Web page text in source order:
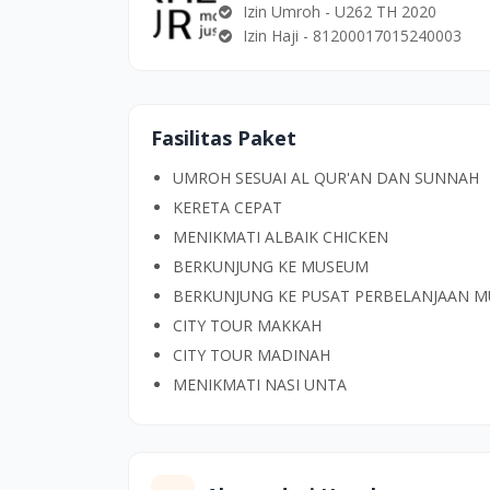
Izin Umroh - U262 TH 2020
Izin Haji - 81200017015240003
Fasilitas Paket
UMROH SESUAI AL QUR'AN DAN SUNNAH
KERETA CEPAT
MENIKMATI ALBAIK CHICKEN
BERKUNJUNG KE MUSEUM
BERKUNJUNG KE PUSAT PERBELANJAAN
CITY TOUR MAKKAH
CITY TOUR MADINAH
MENIKMATI NASI UNTA